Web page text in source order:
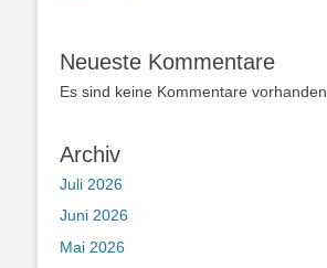
Neueste Kommentare
Es sind keine Kommentare vorhanden.
Archiv
Juli 2026
Juni 2026
Mai 2026